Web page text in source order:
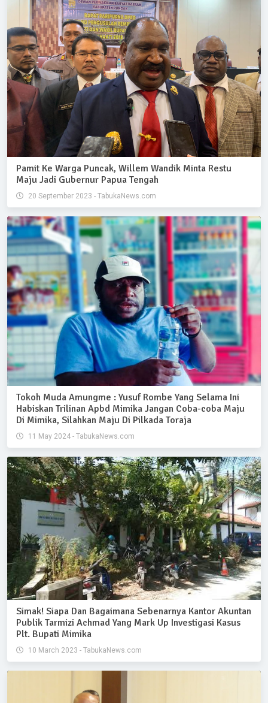
Pamit Ke Warga Puncak, Willem Wandik Minta Restu
Maju Jadi Gubernur Papua Tengah
20 September 2023 - TabukaNews.com
Tokoh Muda Amungme : Yusuf Rombe Yang Selama Ini
Habiskan Trilinan Apbd Mimika Jangan Coba-coba Maju
Di Mimika, Silahkan Maju Di Pilkada Toraja
11 May 2024 - TabukaNews.com
Simak! Siapa Dan Bagaimana Sebenarnya Kantor Akuntan
Publik Tarmizi Achmad Yang Mark Up Investigasi Kasus
Plt. Bupati Mimika
10 March 2023 - TabukaNews.com